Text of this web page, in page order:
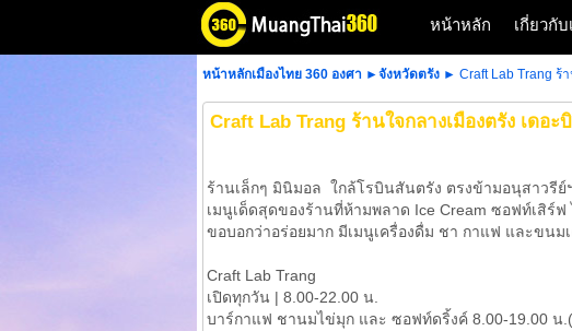
หน้าหลัก เกี่ยวกับ
หน้าหลักเมืองไทย 360 องศา ►จังหวัดตรัง ► Craft Lab Trang ร้า
Craft Lab Trang ร้านใจกลางเมืองตรัง เดอะ
ร้านเล็กๆ มินิมอล ใกล้โรบินสันตรัง ตรงข้ามอนุสาวรีย์
เมนูเด็ดสุดของร้านที่ห้ามพลาด Ice Cream ซอฟท์เสิร์
ขอบอกว่าอร่อยมาก มีเมนูเครื่องดื่ม ชา กาแฟ และขนม
Craft Lab Trang
เปิดทุกวัน | 8.00-22.00 น.
บาร์กาแฟ ชานมไข่มุก และ ซอฟท์ดริ้งค์ 8.00-19.00 น